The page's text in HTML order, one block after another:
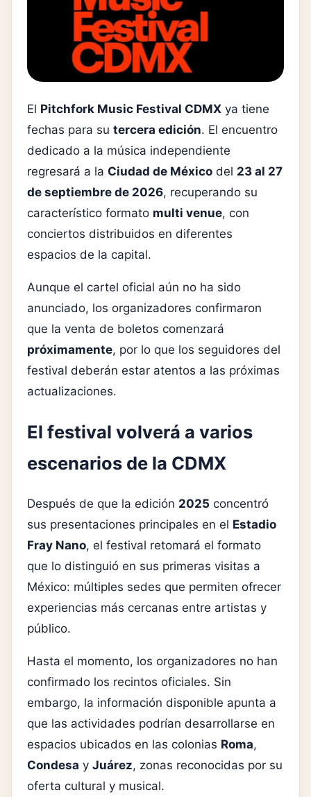
El Pitchfork Music Festival CDMX ya tiene
fechas para su tercera edición. El encuentro
dedicado a la música independiente
regresará a la Ciudad de México del 23 al 27
de septiembre de 2026, recuperando su
característico formato multi venue, con
conciertos distribuidos en diferentes
espacios de la capital.
Aunque el cartel oficial aún no ha sido
anunciado, los organizadores confirmaron
que la venta de boletos comenzará
próximamente, por lo que los seguidores del
festival deberán estar atentos a las próximas
actualizaciones.
El festival volverá a varios
escenarios de la CDMX
Después de que la edición 2025 concentró
sus presentaciones principales en el Estadio
Fray Nano, el festival retomará el formato
que lo distinguió en sus primeras visitas a
México: múltiples sedes que permiten ofrecer
experiencias más cercanas entre artistas y
público.
Hasta el momento, los organizadores no han
confirmado los recintos oficiales. Sin
embargo, la información disponible apunta a
que las actividades podrían desarrollarse en
espacios ubicados en las colonias Roma,
Condesa y Juárez, zonas reconocidas por su
oferta cultural y musical.